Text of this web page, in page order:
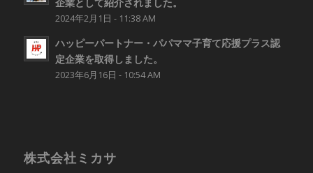
2024年2月1日 - 11:38 AM
ハッピーパートナー・パパママ子育て応援プラス認
定企業を取得しました。
2023年6月16日 - 10:54 AM
株式会社ミカサ